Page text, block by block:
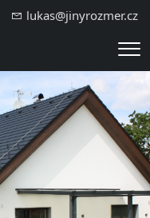
lukas@jinyrozmer.cz